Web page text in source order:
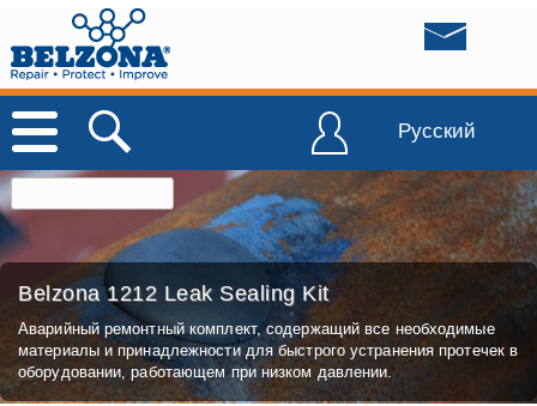
Русский
Belzona 1212 Leak Sealing Kit
Аварийный ремонтный комплект, содержащий все необходимые
материалы и принадлежности для быстрого устранения протечек в
оборудовании, работающем при низком давлении.